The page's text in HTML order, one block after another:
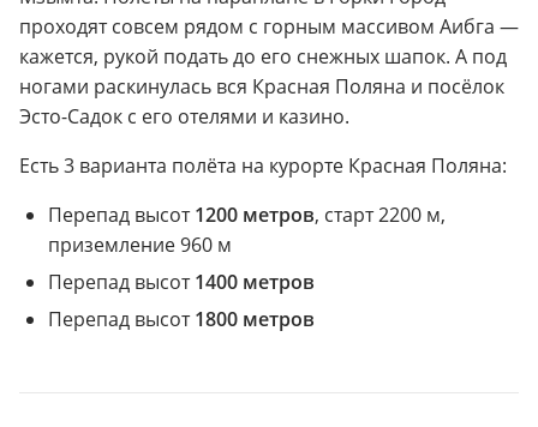
проходят совсем рядом с горным массивом Аибга —
кажется, рукой подать до его снежных шапок. А под
ногами раскинулась вся Красная Поляна и посёлок
Эсто-Садок с его отелями и казино.
Есть 3 варианта полёта на курорте Красная Поляна:
Перепад высот1200 метров, старт 2200 м,
приземление 960 м
Перепад высот1400 метров
Перепад высот1800 метров